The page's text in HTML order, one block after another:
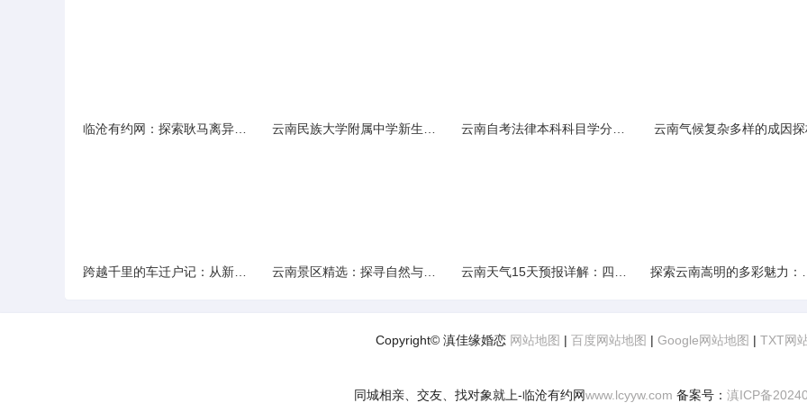
云南气候复杂多样的成因
Copyright© 滇佳缘婚恋 网站地图 | 百度网站地图 | Google网站地图 | TXT网
同城相亲、交友、找对象就上-临沧有约网www.lcyyw.com 备案号： 滇ICP备